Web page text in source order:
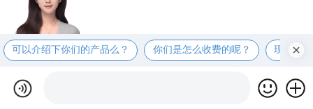
可以介绍下你们的产品么？ 你们是怎么收费的呢？ 现在有